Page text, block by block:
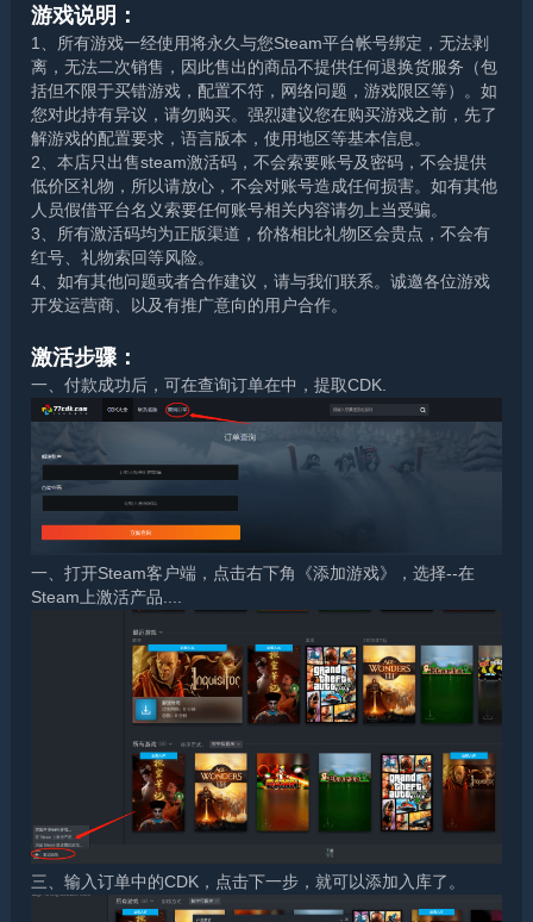
游戏说明：
1、所有游戏一经使用将永久与您Steam平台帐号绑定，无法剥
离，无法二次销售，因此售出的商品不提供任何退换货服务（包
括但不限于买错游戏，配置不符，网络问题，游戏限区等）。如
您对此持有异议，请勿购买。强烈建议您在购买游戏之前，先了
解游戏的配置要求，语言版本，使用地区等基本信息。
2、本店只出售steam激活码，不会索要账号及密码，不会提供
低价区礼物，所以请放心，不会对账号造成任何损害。如有其他
人员假借平台名义索要任何账号相关内容请勿上当受骗。
3、所有激活码均为正版渠道，价格相比礼物区会贵点，不会有
红号、礼物索回等风险。
4、如有其他问题或者合作建议，请与我们联系。诚邀各位游戏
开发运营商、以及有推广意向的用户合作。
激活步骤：
一、付款成功后，可在查询订单在中，提取CDK.
一、打开Steam客户端，点击右下角《添加游戏》，选择--在
Steam上激活产品....
三、输入订单中的CDK，点击下一步，就可以添加入库了。